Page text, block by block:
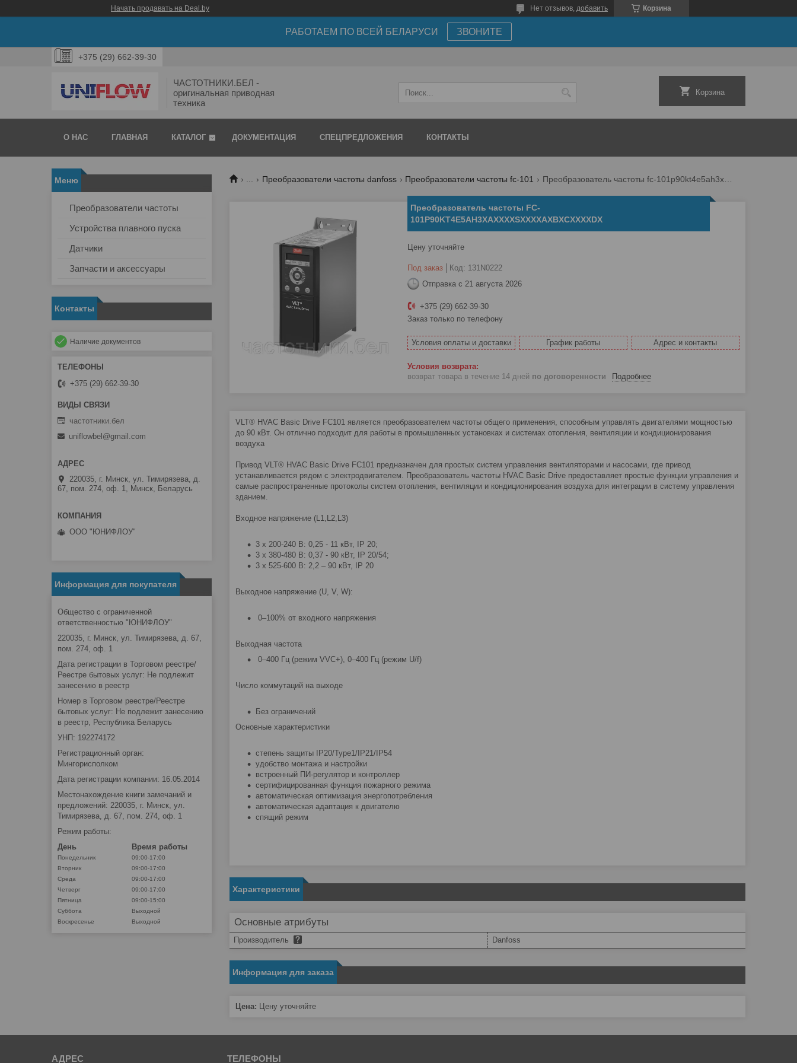
Начать продавать на Deal.by Корзина
Нет отзывов, добавить
РАБОТАЕМ ПО ВСЕЙ БЕЛАРУСИ ЗВОНИТЕ
+375 (29) 662-39-30
ЧАСТОТНИКИ.БЕЛ -
оригинальная приводная
техника
Корзина
О НАС ГЛАВНАЯ КАТАЛОГ ДОКУМЕНТАЦИЯ СПЕЦПРЕДЛОЖЕНИЯ КОНТАКТЫ
... Преобразователи частоты danfoss Преобразователи частоты fc-101 Преобразователь частоты fc-101p90kt4e5ah3xaxxxxsxxxxaxbxcxxxxdx
Преобразователь частоты FC-
101P90KT4E5AH3XAXXXXSXXXXAXBXCXXXXDX
Цену уточняйте
Под заказ Код: 131N0222
Отправка с 21 августа 2026
+375 (29) 662-39-30
Заказ только по телефону
Условия оплаты и доставки График работы Адрес и контакты
возврат товара в течение 14 дней по договоренности Подробнее
VLT® HVAC Basic Drive FC101 является преобразователем частоты общего применения, способным управлять двигателями мощностью
до 90 кВт. Он отлично подходит для работы в промышленных установках и системах отопления, вентиляции и кондиционирования
воздуха
Привод VLT® HVAC Basic Drive FC101 предназначен для простых систем управления вентиляторами и насосами, где привод
устанавливается рядом с электродвигателем. Преобразователь частоты HVAC Basic Drive предоставляет простые функции управления и
самые распространенные протоколы систем отопления, вентиляции и кондиционирования воздуха для интеграции в систему управления
зданием.
Входное напряжение (L1,L2,L3)
3 х 200-240 В: 0,25 - 11 кВт, IP 20;
3 х 380-480 В: 0,37 - 90 кВт, IP 20/54;
3 х 525-600 В: 2,2 – 90 кВт, IP 20
Выходное напряжение (U, V, W):
0–100% от входного напряжения
Выходная частота
0–400 Гц (режим VVC+), 0–400 Гц (режим U/f)
Число коммутаций на выходе
Без ограничений
Основные характеристики
степень защиты IP20/Type1/IP21/IP54
удобство монтажа и настройки
встроенный ПИ-регулятор и контроллер
сертифицированная функция пожарного режима
автоматическая оптимизация энергопотребления
автоматическая адаптация к двигателю
спящий режим
Характеристики
Основные атрибуты
Производитель Danfoss
Информация для заказа
Цена: Цену уточняйте
Преобразователи частоты
Устройства плавного пуска
Датчики
Запчасти и аксессуары
Контакты
Наличие документов
+375 (29) 662-39-30
частотники.бел
uniflowbel@gmail.com
220035, г. Минск, ул. Тимирязева, д.
67, пом. 274, оф. 1, Минск, Беларусь
ООО "ЮНИФЛОУ"
Информация для покупателя
Общество с ограниченной
ответственностью "ЮНИФЛОУ"
220035, г. Минск, ул. Тимирязева, д. 67,
пом. 274, оф. 1
Дата регистрации в Торговом реестре/
Реестре бытовых услуг: Не подлежит
занесению в реестр
Номер в Торговом реестре/Реестре
бытовых услуг: Не подлежит занесению
в реестр, Республика Беларусь
УНП: 192274172
Регистрационный орган:
Мингорисполком
Дата регистрации компании: 16.05.2014
Местонахождение книги замечаний и
предложений: 220035, г. Минск, ул.
Тимирязева, д. 67, пом. 274, оф. 1
Режим работы:
День
Время работы
Понедельник
09:00-17:00
Вторник
09:00-17:00
Среда
09:00-17:00
Четверг
09:00-17:00
Пятница
09:00-15:00
Суббота
Выходной
Воскресенье
Выходной